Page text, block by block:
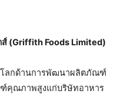
ส์ (Griffith Foods Limited)
ลกด้านการพัฒนาผลิตภัณฑ์
คุณภาพสูงแก่บริษัทอาหาร